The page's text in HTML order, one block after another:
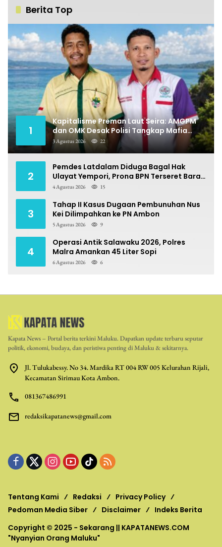
Berita Top
1
Kapitalisme Preman Laut Seira: AMGPM
dan OMK Desak Polisi Tangkap Mafia
Pungli
3 Agustus 2026 22
2
Pemdes Latdalam Diduga Bagal Hak
Ulayat Yempori, Prona BPN Terseret Bara
Sengketa
4 Agustus 2026 15
3
Tahap II Kasus Dugaan Pembunuhan Nus
Kei Dilimpahkan ke PN Ambon
5 Agustus 2026 9
4
Operasi Antik Salawaku 2026, Polres
Malra Amankan 45 Liter Sopi
6 Agustus 2026 6
Kapata News – Portal berita terkini Maluku. Dapatkan update terbaru seputar
politik, ekonomi, budaya, dan peristiwa penting di Maluku & sekitarnya.
Jl. Tulukabessy. No 34. Mardika RT 004 RW 005 Kelurahan Rijali,
Kecamatan Sirimau Kota Ambon.
081367486991
redaksikapatanews@gmail.com
Tentang Kami Redaksi
Privacy Policy
Pedoman Media Siber
Disclaimer
Indeks Berita
Copyright © 2025 - Sekarang || KAPATANEWS.COM
"Nyanyian Orang Maluku"